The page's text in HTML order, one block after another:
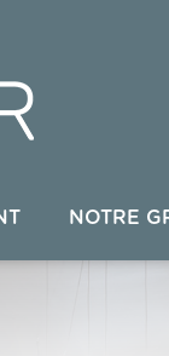
NOTRE